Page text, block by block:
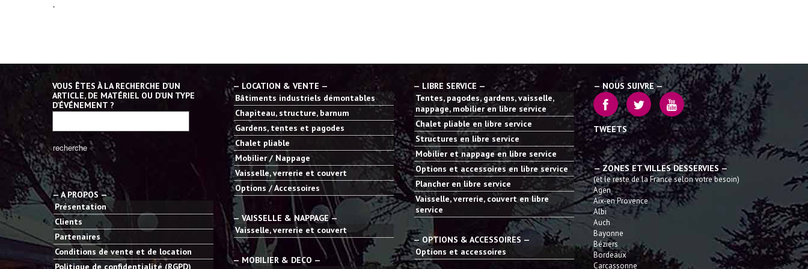
-
VOUS ÊTES À LA RECHERCHE D’UN
ARTICLE, DE MATÉRIEL OU D’UN TYPE
D’ÉVÉNEMENT ?
— A PROPOS —
Présentation
Clients
Partenaires
Conditions de vente et de location
Politique de confidentialité (RGPD)
— LOCATION & VENTE —
Bâtiments industriels démontables
Chapiteau, structure, barnum
Gardens, tentes et pagodes
Chalet pliable
Mobilier / Nappage
Vaisselle, verrerie et couvert
Options / Accessoires
— VAISSELLE & NAPPAGE —
Vaisselle, verrerie et couvert
— MOBILIER & DECO —
— LIBRE SERVICE —
Tentes, pagodes, gardens, vaisselle,
nappage, mobilier en libre service
Chalet pliable en libre service
Structures en libre service
Mobilier et nappage en libre service
Options et accessoires en libre service
Plancher en libre service
Vaisselle, verrerie, couvert en libre
service
— OPTIONS & ACCESSOIRES —
Options et accessoires
— NOUS SUIVRE —
TWEETS
— ZONES ET VILLES DESSERVIES —
(et le reste de la France selon votre besoin)
Agen
Aix-en Provence
Albi
Auch
Bayonne
Béziers
Bordeaux
Carcassonne